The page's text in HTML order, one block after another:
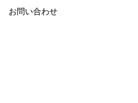
お問い合わせ